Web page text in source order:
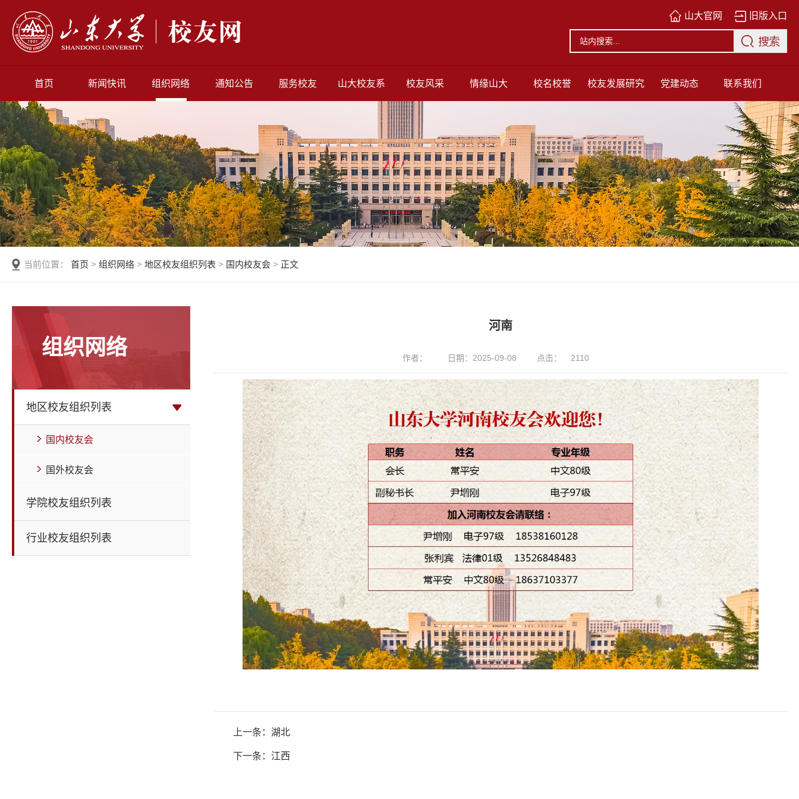
山大官网 旧版入口
首页 新闻快讯 组织网络 通知公告 服务校友 山大校友系 校友风采 情缘山大 校名校誉 校友发展研究 党建动态 联系我们
当前位置：首页 >组织网络 >地区校友组织列表 > 国内校友会 > 正文
组织网络
地区校友组织列表
国内校友会
国外校友会
学院校友组织列表
行业校友组织列表
河南
作者： 日期：2025-09-08 点击： 2110
上一条：湖北
下一条： 江西